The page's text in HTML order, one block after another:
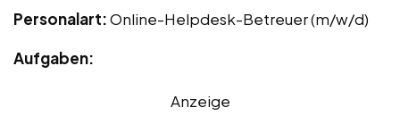
Personalart:Online-Helpdesk-Betreuer (m/w/d)
Aufgaben:
Anzeige